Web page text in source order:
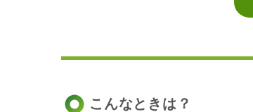
こんなときは？